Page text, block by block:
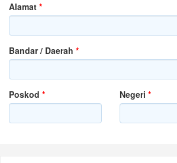
Alamat *
Bandar / Daerah *
Poskod * Negeri *